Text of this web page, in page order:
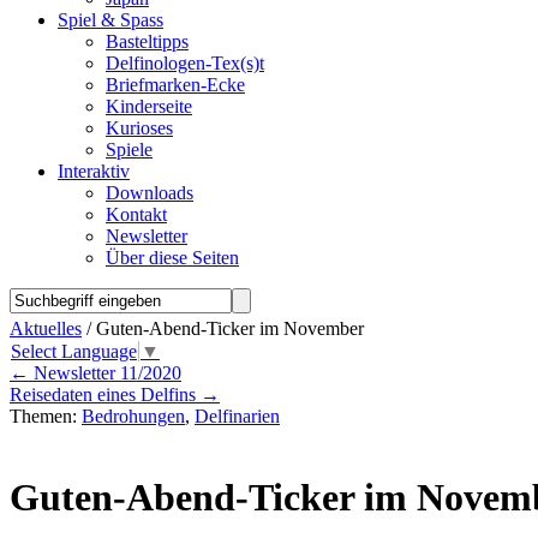
Spiel & Spass
Basteltipps
Delfinologen-Tex(s)t
Briefmarken-Ecke
Kinderseite
Kurioses
Spiele
Interaktiv
Downloads
Kontakt
Newsletter
Über diese Seiten
Aktuelles / Guten-Abend-Ticker im November
Select Language ▼
← Newsletter 11/2020
Reisedaten eines Delfins →
Themen: Bedrohungen, Delfinarien
Guten-Abend-Ticker im